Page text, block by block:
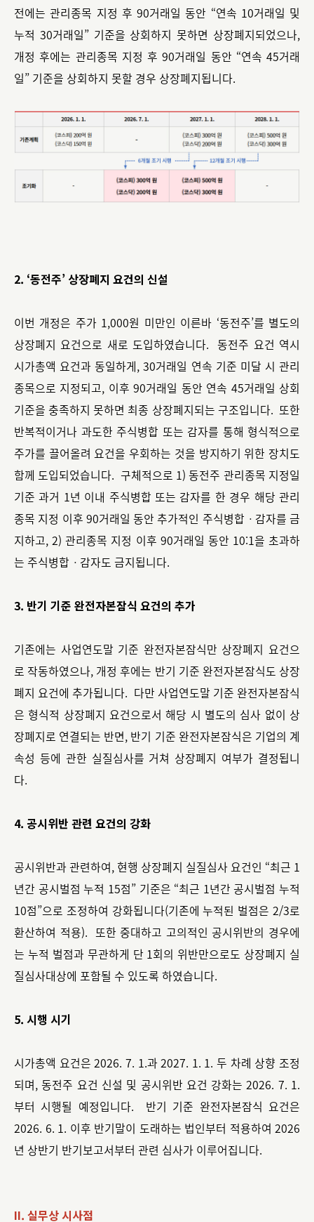
전에는 관리종목 지정 후 90거래일 동안 “연속 10거래일 및
누적 30거래일” 기준을 상회하지 못하면 상장폐지되었으나,
개정 후에는 관리종목 지정 후 90거래일 동안 “연속 45거래
일” 기준을 상회하지 못할 경우 상장폐지됩니다.
2. ‘동전주’ 상장폐지 요건의 신설
이번 개정은 주가 1,000원 미만인 이른바 ‘동전주’를 별도의
상장폐지 요건으로 새로 도입하였습니다. 동전주 요건 역시
시가총액 요건과 동일하게, 30거래일 연속 기준 미달 시 관리
종목으로 지정되고, 이후 90거래일 동안 연속 45거래일 상회
기준을 충족하지 못하면 최종 상장폐지되는 구조입니다. 또한
반복적이거나 과도한 주식병합 또는 감자를 통해 형식적으로
주가를 끌어올려 요건을 우회하는 것을 방지하기 위한 장치도
함께 도입되었습니다. 구체적으로 1) 동전주 관리종목 지정일
기준 과거 1년 이내 주식병합 또는 감자를 한 경우 해당 관리
종목 지정 이후 90거래일 동안 추가적인 주식병합ㆍ감자를 금
지하고, 2) 관리종목 지정 이후 90거래일 동안 10:1을 초과하
는 주식병합ㆍ감자도 금지됩니다.
3. 반기 기준 완전자본잠식 요건의 추가
기존에는 사업연도말 기준 완전자본잠식만 상장폐지 요건으
로 작동하였으나, 개정 후에는 반기 기준 완전자본잠식도 상장
폐지 요건에 추가됩니다. 다만 사업연도말 기준 완전자본잠식
은 형식적 상장폐지 요건으로서 해당 시 별도의 심사 없이 상
장폐지로 연결되는 반면, 반기 기준 완전자본잠식은 기업의 계
속성 등에 관한 실질심사를 거쳐 상장폐지 여부가 결정됩니
다.
4. 공시위반 관련 요건의 강화
공시위반과 관련하여, 현행 상장폐지 실질심사 요건인 “최근 1
년간 공시벌점 누적 15점” 기준은 “최근 1년간 공시벌점 누적
10점”으로 조정하여 강화됩니다(기존에 누적된 벌점은 2/3로
환산하여 적용). 또한 중대하고 고의적인 공시위반의 경우에
는 누적 벌점과 무관하게 단 1회의 위반만으로도 상장폐지 실
질심사대상에 포함될 수 있도록 하였습니다.
5. 시행 시기
시가총액 요건은 2026. 7. 1.과 2027. 1. 1. 두 차례 상향 조정
되며, 동전주 요건 신설 및 공시위반 요건 강화는 2026. 7. 1.
부터 시행될 예정입니다. 반기 기준 완전자본잠식 요건은
2026. 6. 1. 이후 반기말이 도래하는 법인부터 적용하여 2026
년 상반기 반기보고서부터 관련 심사가 이루어집니다.
II. 실무상 시사점